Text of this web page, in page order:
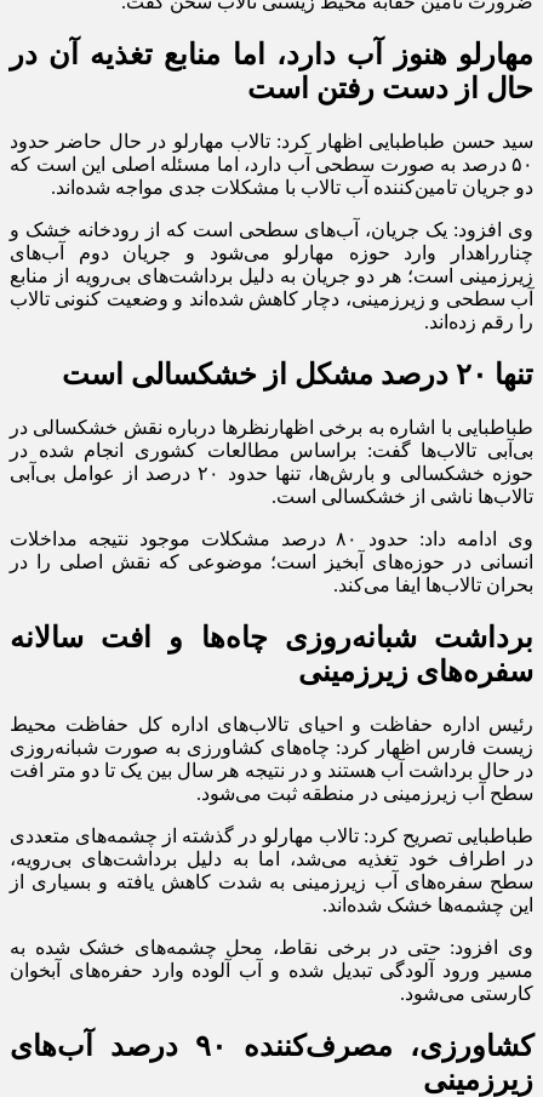
مهارلو هنوز آب دارد، اما منابع تغذیه آن در
حال از دست رفتن است
سید حسن طباطبایی اظهار کرد: تالاب مهارلو در حال حاضر حدود
۵۰ درصد به صورت سطحی آب دارد، اما مسئله اصلی این است که
دو جریان تامین‌کننده آب تالاب با مشکلات جدی مواجه شده‌اند.
وی افزود: یک جریان، آب‌های سطحی است که از رودخانه خشک و
چنارراهدار وارد حوزه مهارلو می‌شود و جریان دوم آب‌های
زیرزمینی است؛ هر دو جریان به دلیل برداشت‌های بی‌رویه از منابع
آب سطحی و زیرزمینی، دچار کاهش شده‌اند و وضعیت کنونی تالاب
را رقم زده‌اند.
تنها ۲۰ درصد مشکل از خشکسالی است
طباطبایی با اشاره به برخی اظهارنظر‌ها درباره نقش خشکسالی در
بی‌آبی تالاب‌ها گفت: براساس مطالعات کشوری انجام شده در
حوزه خشکسالی و بارش‌ها، تنها حدود ۲۰ درصد از عوامل بی‌آبی
تالاب‌ها ناشی از خشکسالی است.
وی ادامه داد: حدود ۸۰ درصد مشکلات موجود نتیجه مداخلات
انسانی در حوزه‌های آبخیز است؛ موضوعی که نقش اصلی را در
بحران تالاب‌ها ایفا می‌کند.
برداشت شبانه‌روزی چاه‌ها و افت سالانه
سفره‌های زیرزمینی
رئیس اداره حفاظت و احیای تالاب‌های اداره کل حفاظت محیط
زیست فارس اظهار کرد: چاه‌های کشاورزی به صورت شبانه‌روزی
در حال برداشت آب هستند و در نتیجه هر سال بین یک تا دو متر افت
سطح آب زیرزمینی در منطقه ثبت می‌شود.
طباطبایی تصریح کرد: تالاب مهارلو در گذشته از چشمه‌های متعددی
در اطراف خود تغذیه می‌شد، اما به دلیل برداشت‌های بی‌رویه،
سطح سفره‌های آب زیرزمینی به شدت کاهش یافته و بسیاری از
این چشمه‌ها خشک شده‌اند.
وی افزود: حتی در برخی نقاط، محل چشمه‌های خشک شده به
مسیر ورود آلودگی تبدیل شده و آب آلوده وارد حفره‌های آبخوان
کارستی می‌شود.
کشاورزی، مصرف‌کننده ۹۰ درصد آب‌های
زیرزمینی